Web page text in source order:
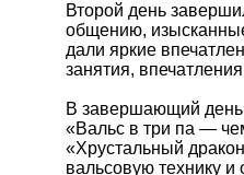
Второй день
общению,
дали яркие
занятия,
В завершающий день
«Вальс в три па —
«Хрустальный
вальсовую технику